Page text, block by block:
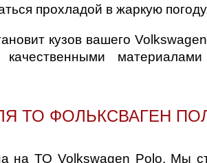
прохладой в жаркую
кузов вашего
ТО ФОЛЬКСВАГЕН
на ТО Volkswagen Polo. Мы